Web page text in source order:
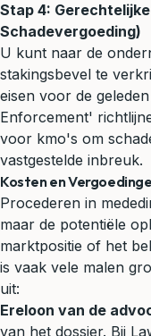
Stap 4:
Schadevergoeding)
U kunt naar de
stakingsbevel te
eisen voor de
Enforcement'
voor kmo's om
vastgestelde inbreuk.
Kosten en
Procederen in
maar de potentiële
marktpositie of het
is vaak vele malen
uit:
Ereloon van de
van het dossier. Bij